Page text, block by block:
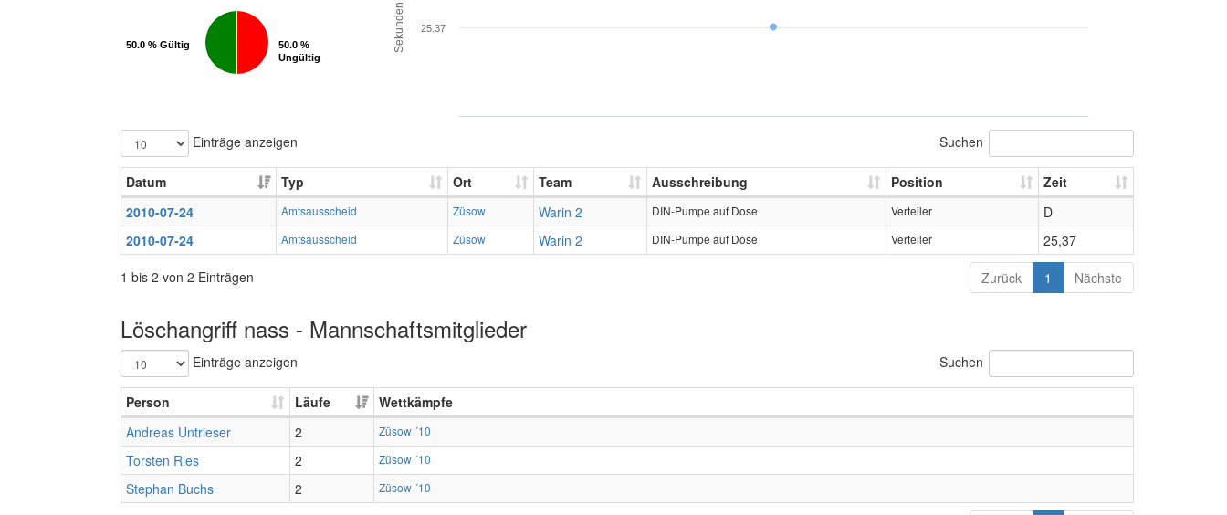
50.0 %
Ungültig
50.0 %
Ungültig
50.0 % Gültig
50.0 % Gültig Sekunden 25.37
Einträge anzeigen Suchen
Datum Typ Ort Team Ausschreibung Position
Zeit
2010-07-24
Amtsausscheid Züsow Warin 2 DIN-Pumpe auf Dose Verteiler
D
2010-07-24
Amtsausscheid Züsow Warin 2 DIN-Pumpe auf Dose Verteiler
25,37
1 bis 2 von 2 Einträgen
Zurück 1 Nächste
Löschangriff nass - Mannschaftsmitglieder
Einträge anzeigen Suchen
Person Läufe
Wettkämpfe
Andreas Untrieser
2 Züsow ´10
Torsten Ries 2 Züsow ´10
Stephan Buchs 2 Züsow ´10